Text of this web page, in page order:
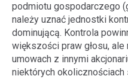
podmiotu gospodarczego
należy uznać jednostki
dominującą. Kontrola
większości praw głosu,
umowach z innymi
niektórych